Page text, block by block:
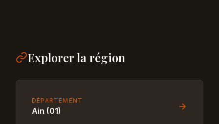
Explorer la région
DÉPARTEMENT
Ain (01)